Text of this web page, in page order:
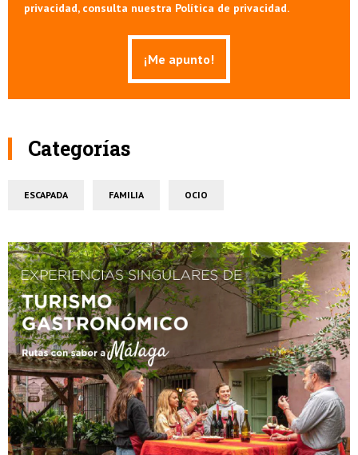
privacidad, consulta nuestra Política de privacidad.
Categorías
ESCAPADA FAMILIA OCIO